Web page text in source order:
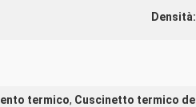
Densità:
termico, Cuscinetto termico